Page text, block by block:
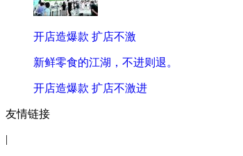
开店造爆款 扩店不激
新鲜零食的江湖，不进则退。
开店造爆款 扩店不激进
友情链接
|